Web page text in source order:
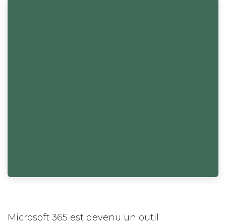
Microsoft 365 est devenu un outil